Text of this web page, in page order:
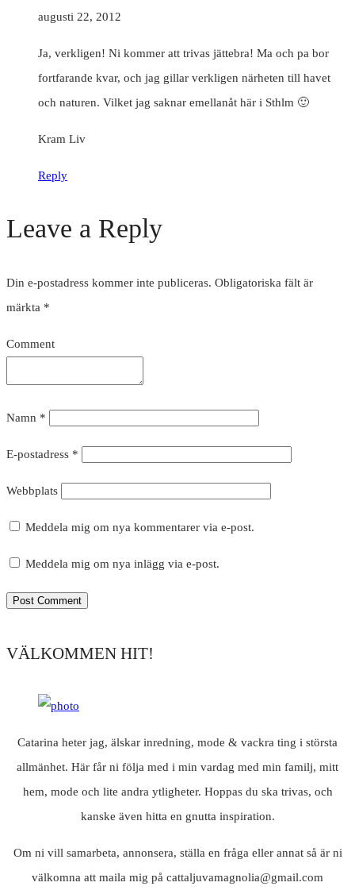
augusti 22, 2012
Ja, verkligen! Ni kommer att trivas jättebra! Ma och pa bor
fortfarande kvar, och jag gillar verkligen närheten till havet
och naturen. Vilket jag saknar emellanåt här i Sthlm 🙂
Kram Liv
Reply
Leave a Reply
Din e-postadress kommer inte publiceras. Obligatoriska fält är
märkta *
Comment
Namn *
E-postadress *
Webbplats
Meddela mig om nya kommentarer via e-post.
Meddela mig om nya inlägg via e-post.
VÄLKOMMEN HIT!
Catarina heter jag, älskar inredning, mode & vackra ting i största
allmänhet. Här får ni följa med i min vardag med min familj, mitt
hem, mode och lite andra ytligheter. Hoppas du ska trivas, och
kanske även hitta en gnutta inspiration.
Om ni vill samarbeta, annonsera, ställa en fråga eller annat så är ni
välkomna att maila mig på cattaljuvamagnolia@gmail.com